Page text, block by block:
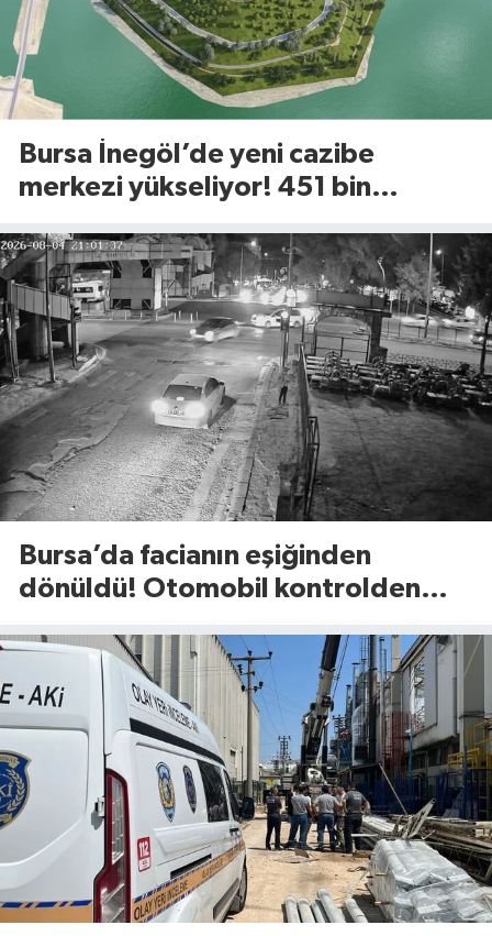
Bursa İnegöl’de yeni cazibe
merkezi yükseliyor! 451 bin
geri sayım başladı
Bursa’da facianın eşiğinden
dönüldü! Otomobil kontrolden